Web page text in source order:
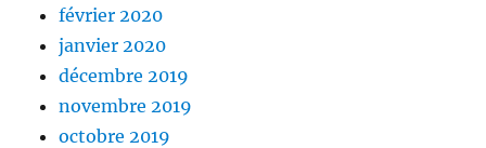
février 2020
janvier 2020
décembre 2019
novembre 2019
octobre 2019